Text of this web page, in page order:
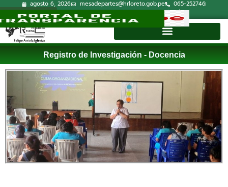
agosto 6, 2026 mesadepartes@hrloreto.gob.pe
065-252746
Lun-Vie 7:30a.m.-15:00p.m.
Correo Institucional
Directorio
Registro de Investigación - Docencia